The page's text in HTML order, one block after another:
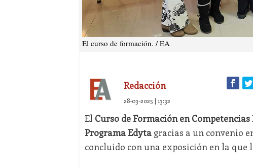
El curso de formación. / EA
Redacción
28-03-2025 | 13:32
El Curso de Formación en
Programa Edytagracias a un convenio
concluido con una exposición en la que